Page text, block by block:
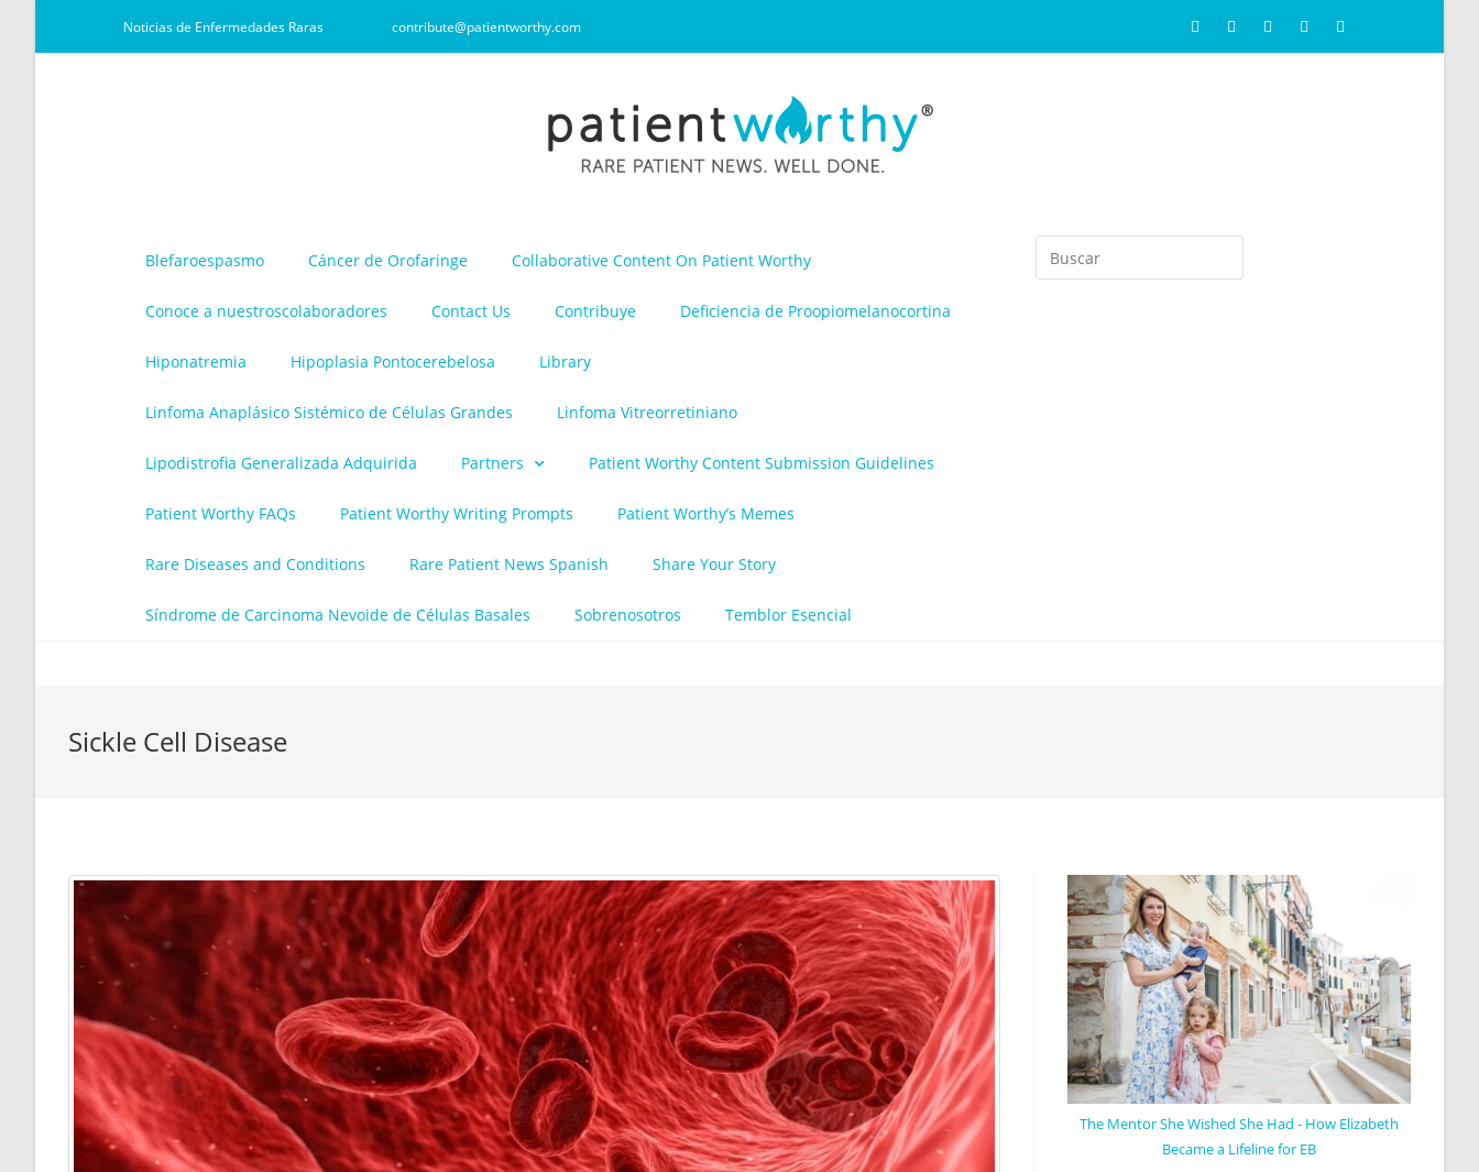
Noticias de Enfermedades Raras contribute@patientworthy.com
Blefaroespasmo Cáncer de Orofaringe Collaborative Content On Patient Worthy
Conoce a nuestroscolaboradores Contact Us Contribuye Deficiencia de Proopiomelanocortina
Hiponatremia Hipoplasia Pontocerebelosa Library
Linfoma Anaplásico Sistémico de Células Grandes Linfoma Vitreorretiniano
Lipodistrofia Generalizada Adquirida Partners Patient Worthy Content Submission Guidelines
Patient Worthy FAQs Patient Worthy Writing Prompts Patient Worthy’s Memes
Rare Diseases and Conditions Rare Patient News Spanish Share Your Story
Síndrome de Carcinoma Nevoide de Células Basales Sobrenosotros Temblor Esencial
Sickle Cell Disease
The Mentor She Wished She Had - How Elizabeth
Became a Lifeline for EB